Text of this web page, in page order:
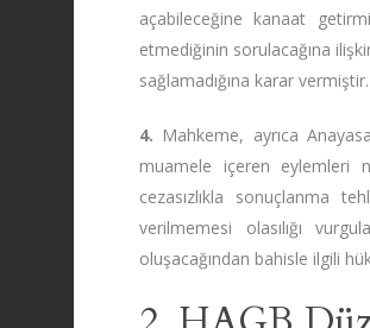
açabileceğine kanaat
etmediğinin sorulacağına
sağlamadığına karar vermiştir.
4. Mahkeme, ayrıca
muamele içeren eylemleri
cezasızlıkla sonuçlanma
verilmemesi olasılığı
oluşacağından bahisle ilgili